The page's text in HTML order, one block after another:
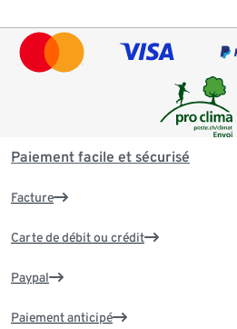
Paiement facile et sécurisé
Facture
Carte de débit ou crédit
Paypal
Paiement anticipé